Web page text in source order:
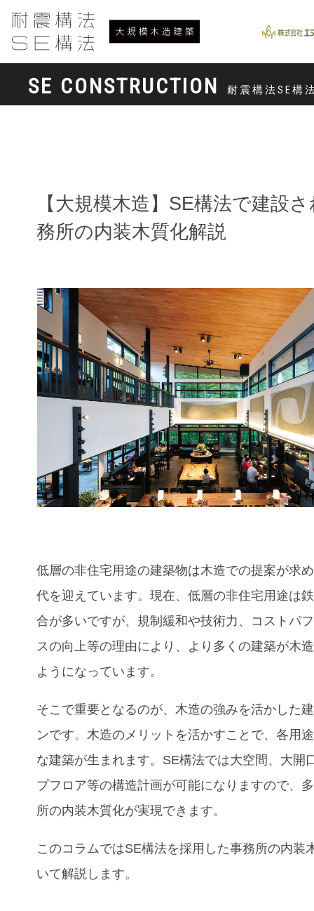
SE CONSTRUCTION 耐震構法SE構
【大規模木造】SE構法で建設
務所の内装木質化解説
低層の非住宅用途の建築物は木造での提案が求
代を迎えています。現在、低層の非住宅用途は
合が多いですが、規制緩和や技術力、コストパ
スの向上等の理由により、より多くの建築が木
ようになっています。
そこで重要となるのが、木造の強みを活かした
ンです。木造のメリットを活かすことで、各用
な建築が生まれます。SE構法では大空間、大開
プフロア等の構造計画が可能になりますので、
所の内装木質化が実現できます。
このコラムではSE構法を採用した事務所の内装
いて解説します。